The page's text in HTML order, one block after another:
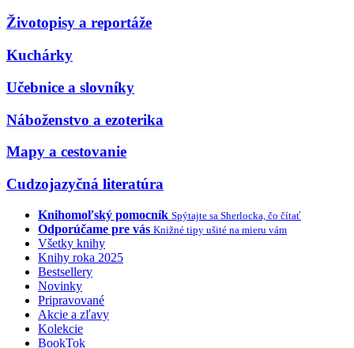
Životopisy a reportáže
Kuchárky
Učebnice a slovníky
Náboženstvo a ezoterika
Mapy a cestovanie
Cudzojazyčná literatúra
Knihomoľský pomocník Spýtajte sa Sherlocka, čo čítať
Odporúčame pre vás Knižné tipy ušité na mieru vám
Všetky knihy
Knihy roka 2025
Bestsellery
Novinky
Pripravované
Akcie a zľavy
Kolekcie
BookTok